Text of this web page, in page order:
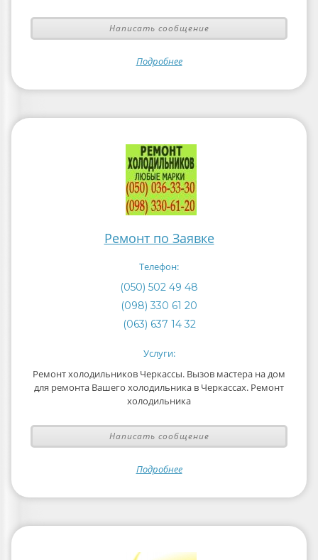
Написать сообщение
Подробнее
Ремонт по Заявке
Телефон:
(050) 502 49 48
(098) 330 61 20
(063) 637 14 32
Услуги:
Ремонт холодильников Черкассы. Вызов мастера на дом
для ремонта Вашего холодильника в Черкассах. Ремонт
холодильника
Написать сообщение
Подробнее